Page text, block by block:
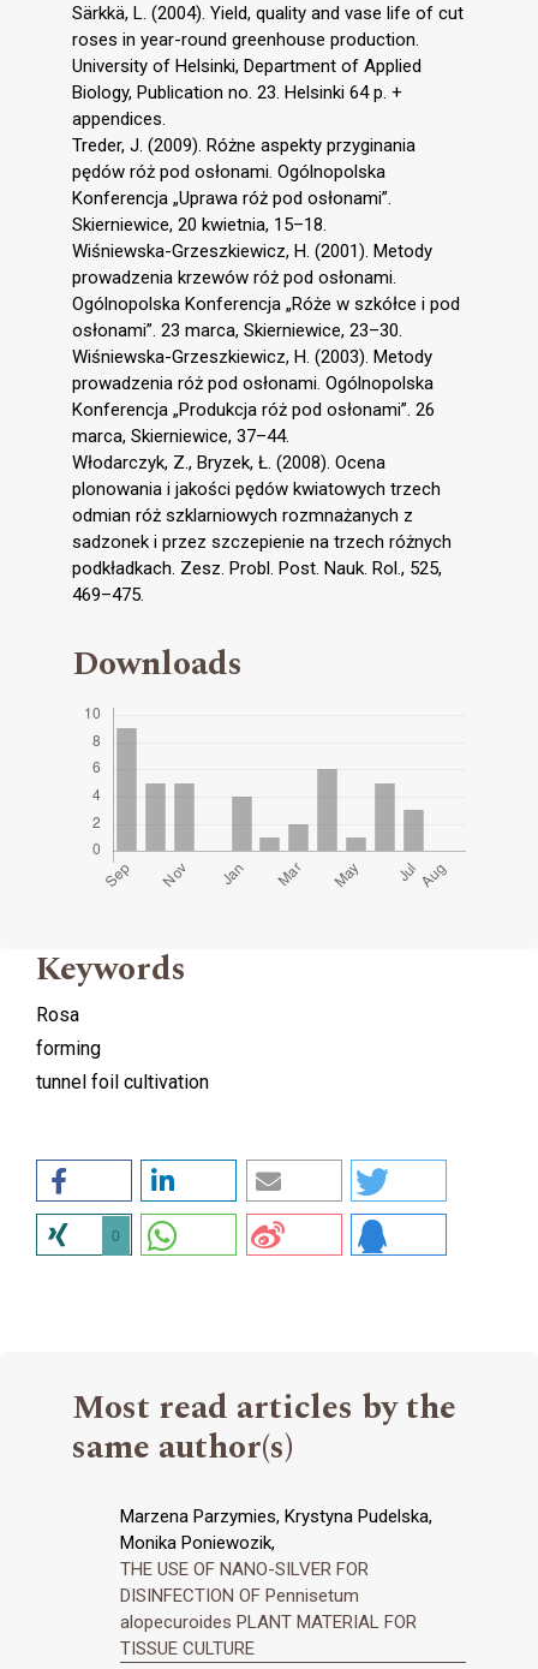
Särkkä, L. (2004). Yield, quality and vase life of cut
roses in year-round greenhouse production.
University of Helsinki, Department of Applied
Biology, Publication no. 23. Helsinki 64 p. +
appendices.
Treder, J. (2009). Różne aspekty przyginania
pędów róż pod osłonami. Ogólnopolska
Konferencja „Uprawa róż pod osłonami”.
Skierniewice, 20 kwietnia, 15–18.
Wiśniewska-Grzeszkiewicz, H. (2001). Metody
prowadzenia krzewów róż pod osłonami.
Ogólnopolska Konferencja „Róże w szkółce i pod
osłonami”. 23 marca, Skierniewice, 23–30.
Wiśniewska-Grzeszkiewicz, H. (2003). Metody
prowadzenia róż pod osłonami. Ogólnopolska
Konferencja „Produkcja róż pod osłonami”. 26
marca, Skierniewice, 37–44.
Włodarczyk, Z., Bryzek, Ł. (2008). Ocena
plonowania i jakości pędów kwiatowych trzech
odmian róż szklarniowych rozmnażanych z
sadzonek i przez szczepienie na trzech różnych
podkładkach. Zesz. Probl. Post. Nauk. Rol., 525,
469–475.
Downloads
Keywords
Rosa
forming
tunnel foil cultivation
0
Most read articles by the
same author(s)
Marzena Parzymies, Krystyna Pudelska,
Monika Poniewozik,
THE USE OF NANO-SILVER FOR
DISINFECTION OF Pennisetum
alopecuroides PLANT MATERIAL FOR
TISSUE CULTURE